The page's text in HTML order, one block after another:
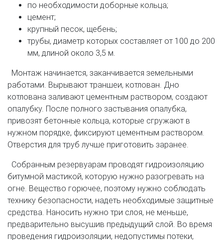
по необходимости доборные кольца;
цемент;
крупный песок, щебень;
трубы, диаметр которых составляет от 100 до 200
мм, длиной около 3,5 м.
Монтаж начинается, заканчивается земельными
работами. Вырывают траншеи, котлован. Дно
котлована заливают цементным раствором, создают
опалубку. После полного застывания опалубка,
привозят бетонные кольца, которые сгружают в
нужном порядке, фиксируют цементным раствором.
Отверстия для труб лучше приготовить заранее.
Собранным резервуарам проводят гидроизоляцию
битумной мастикой, которую нужно разогревать на
огне. Вещество горючее, поэтому нужно соблюдать
технику безопасности, надеть необходимые защитные
средства. Наносить нужно три слоя, не меньше,
предварительно высушив предыдущий слой. Во время
проведения гидроизоляции, недопустимы потеки,